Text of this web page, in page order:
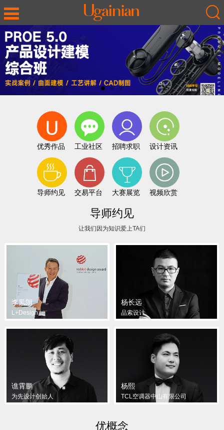
优秀作品 工业社区 招聘求职 设计资讯
导师约见 交易平台 大赛展览 视频欣赏
导师约见
让我们因为知识爱上TA们
李凤朗
L+Design
杨长远
品索设计
谯霄鹏
为先设计创始人
杨熙
TCL空调器中山有限公司
优概念